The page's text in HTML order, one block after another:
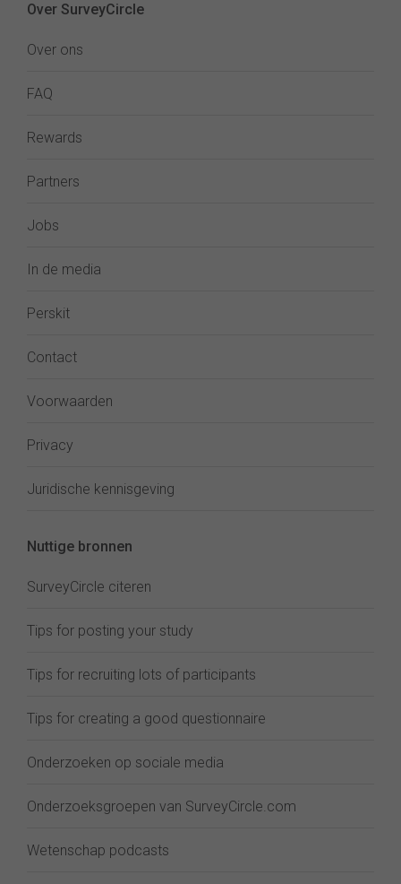
Over SurveyCircle
Over ons
FAQ
Rewards
Partners
Jobs
In de media
Perskit
Contact
Voorwaarden
Privacy
Juridische kennisgeving
Nuttige bronnen
SurveyCircle citeren
Tips for posting your study
Tips for recruiting lots of participants
Tips for creating a good questionnaire
Onderzoeken op sociale media
Onderzoeksgroepen van SurveyCircle.com
Wetenschap podcasts